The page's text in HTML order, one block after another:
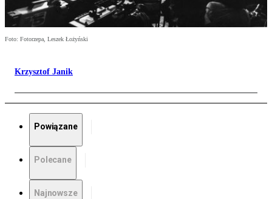
Foto: Fotorzepa, Leszek Łożyński
Krzysztof Janik
Powiązane
Polecane
Najnowsze